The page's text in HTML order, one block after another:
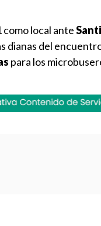
como local ante
dianas del
para los